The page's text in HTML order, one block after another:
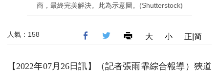
商，最終完美解決。此為示意圖。(Shutterstock)
人氣：158 大 小 正|简
【2022年07月26日訊】
（記者張雨霏綜合報導）狹道